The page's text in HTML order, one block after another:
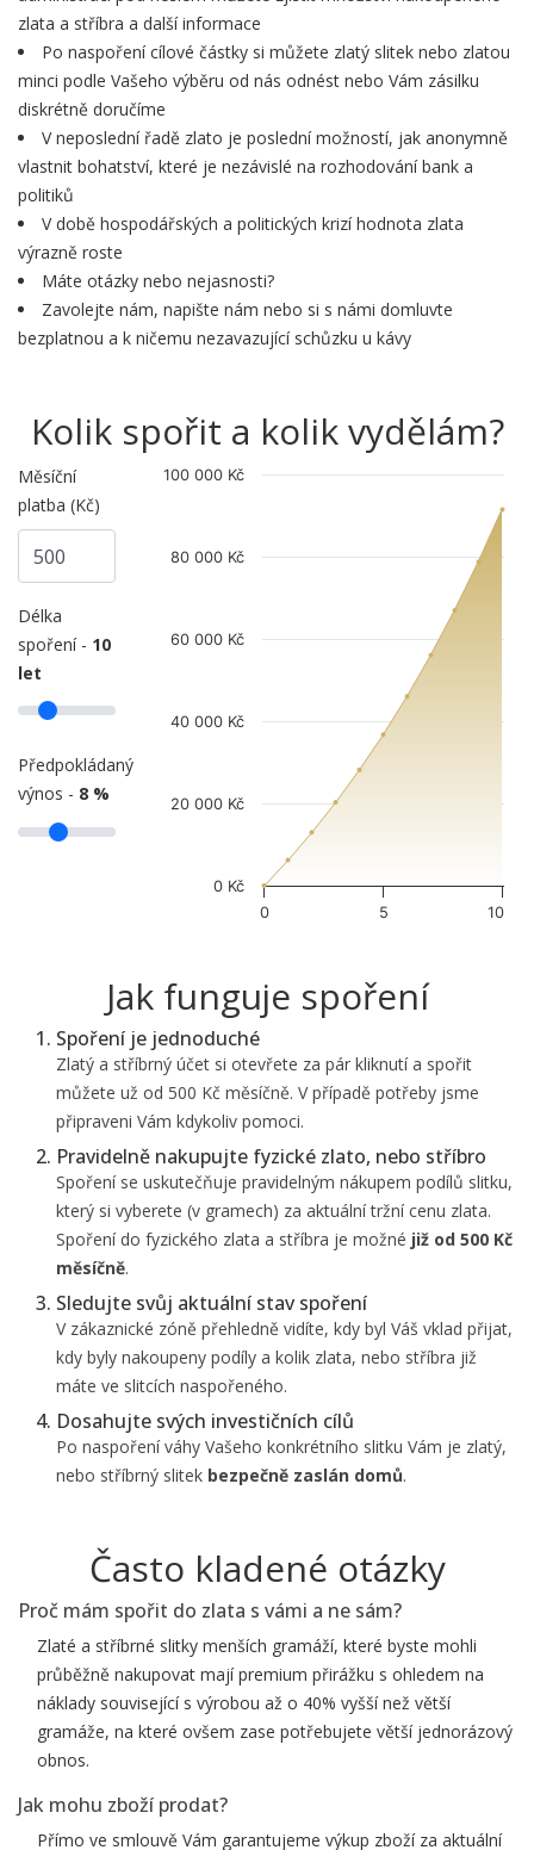
zlata a stříbra a další informace
Po naspoření cílové částky si můžete zlatý slitek nebo zlatou
minci podle Vašeho výběru od nás odnést nebo Vám zásilku
diskrétně doručíme
V neposlední řadě zlato je poslední možností, jak anonymně
vlastnit bohatství, které je nezávislé na rozhodování bank a
politiků
V době hospodářských a politických krizí hodnota zlata
výrazně roste
Máte otázky nebo nejasnosti?
Zavolejte nám, napište nám nebo si s námi domluvte
bezplatnou a k ničemu nezavazující schůzku u kávy
Kolik spořit a kolik vydělám?
Měsíční
platba (Kč)
Délka
spoření - 10
let
Předpokládaný
výnos - 8 %
0 5 10
0 Kč
20 000 Kč
40 000 Kč
60 000 Kč
80 000 Kč
100 000 Kč
Jak funguje spoření
Spoření je jednoduché
Zlatý a stříbrný účet si otevřete za pár kliknutí a spořit
můžete už od 500 Kč měsíčně. V případě potřeby jsme
připraveni Vám kdykoliv pomoci.
Pravidelně nakupujte fyzické zlato, nebo stříbro
Spoření se uskutečňuje pravidelným nákupem podílů slitku,
který si vyberete (v gramech) za aktuální tržní cenu zlata.
Spoření do fyzického zlata a stříbra je možné již od 500 Kč
měsíčně.
Sledujte svůj aktuální stav spoření
V zákaznické zóně přehledně vidíte, kdy byl Váš vklad přijat,
kdy byly nakoupeny podíly a kolik zlata, nebo stříbra již
máte ve slitcích naspořeného.
Dosahujte svých investičních cílů
Po naspoření váhy Vašeho konkrétního slitku Vám je zlatý,
nebo stříbrný slitek bezpečně zaslán domů.
Často kladené otázky
Proč mám spořit do zlata s vámi a ne sám?
Zlaté a stříbrné slitky menších gramáží, které byste mohli
průběžně nakupovat mají premium přirážku s ohledem na
náklady související s výrobou až o 40% vyšší než větší
gramáže, na které ovšem zase potřebujete větší jednorázový
obnos.
Jak mohu zboží prodat?
Přímo ve smlouvě Vám garantujeme výkup zboží za aktuální